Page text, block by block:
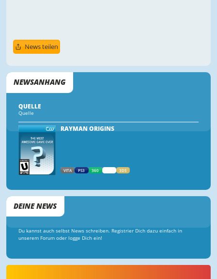
News teilen
NEWSANHANG
QUELLE
Quelle
RAYMAN ORIGINS
VITA PS3 360 3DS
DEINE NEWS
Du kannst auch selbst News schreiben. Registrier Dich dazu einfach in
unserem Forum oder logge Dich ein!